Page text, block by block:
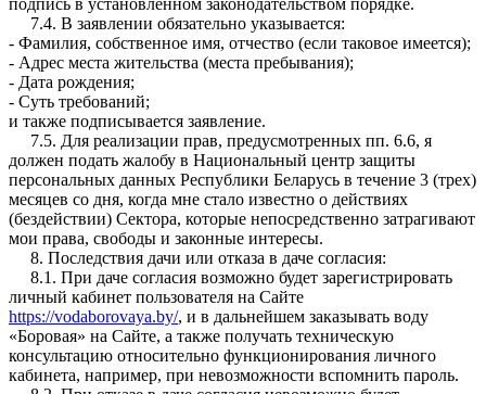
7.4. В заявлении обязательно указывается:
- Фамилия, собственное имя, отчество (если таковое имеется);
- Адрес места жительства (места пребывания);
- Дата рождения;
- Суть требований;
и также подписывается заявление.
7.5. Для реализации прав, предусмотренных пп. 6.6, я
должен подать жалобу в Национальный центр защиты
персональных данных Республики Беларусь в течение 3 (трех)
месяцев со дня, когда мне стало известно о действиях
(бездействии) Сектора, которые непосредственно затрагивают
мои права, свободы и законные интересы.
8. Последствия дачи или отказа в даче согласия:
8.1. При даче согласия возможно будет зарегистрировать
личный кабинет пользователя на Сайте
https://vodaborovaya.by/, и в дальнейшем заказывать воду
«Боровая» на Сайте, а также получать техническую
консультацию относительно функционирования личного
кабинета, например, при невозможности вспомнить пароль.